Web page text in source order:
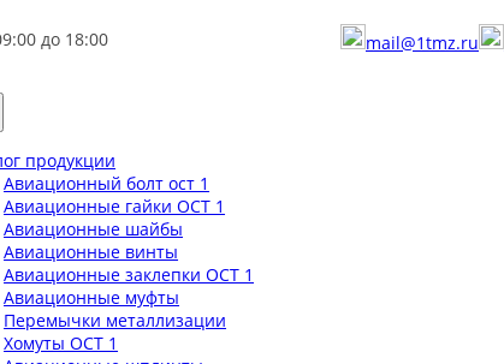
до 18:00 mail@1tmz.ru
продукции
Авиационный болт ост 1
Авиационные гайки ОСТ 1
Авиационные шайбы
Авиационные винты
Авиационные заклепки ОСТ 1
Авиационные муфты
Перемычки металлизации
Хомуты ОСТ 1